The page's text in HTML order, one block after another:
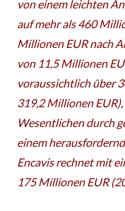
von einem leichten
auf mehr als 460
Millionen EUR nach
von 11,5 Millionen
voraussichtlich über
319,2 Millionen
Wesentlichen durch
einem
Encavis rechnet mit
175 Millionen EUR